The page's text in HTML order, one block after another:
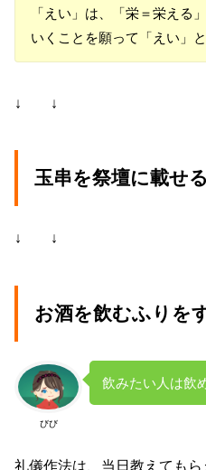
「えい」は、「栄＝栄える
いくことを願って「えい」
↓ ↓
玉串を祭壇に載せる
↓ ↓
お酒を飲むふりを
びび
飲みたい人は飲
礼儀作法は、当日教えても